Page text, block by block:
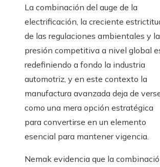
La combinación del auge de la
electrificación, la creciente
de las regulaciones ambientales y la
presión competitiva a nivel global
redefiniendo a fondo la industria
automotriz, y en este contexto la
manufactura avanzada deja de
como una mera opción estratégica
para convertirse en un elemento
esencial para mantener vigencia.
Nemak evidencia que la